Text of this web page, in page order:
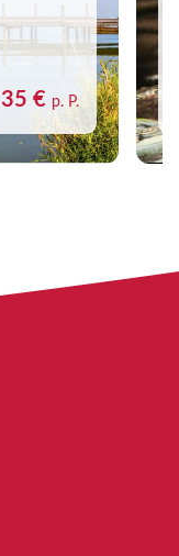
35 € p. P.